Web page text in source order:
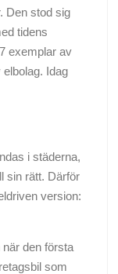
Den stod sig
tidens
exemplar av
Idag
i städerna,
sin rätt. Därför
version:
den första
som